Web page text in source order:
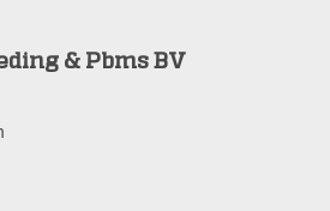
& Pbms BV